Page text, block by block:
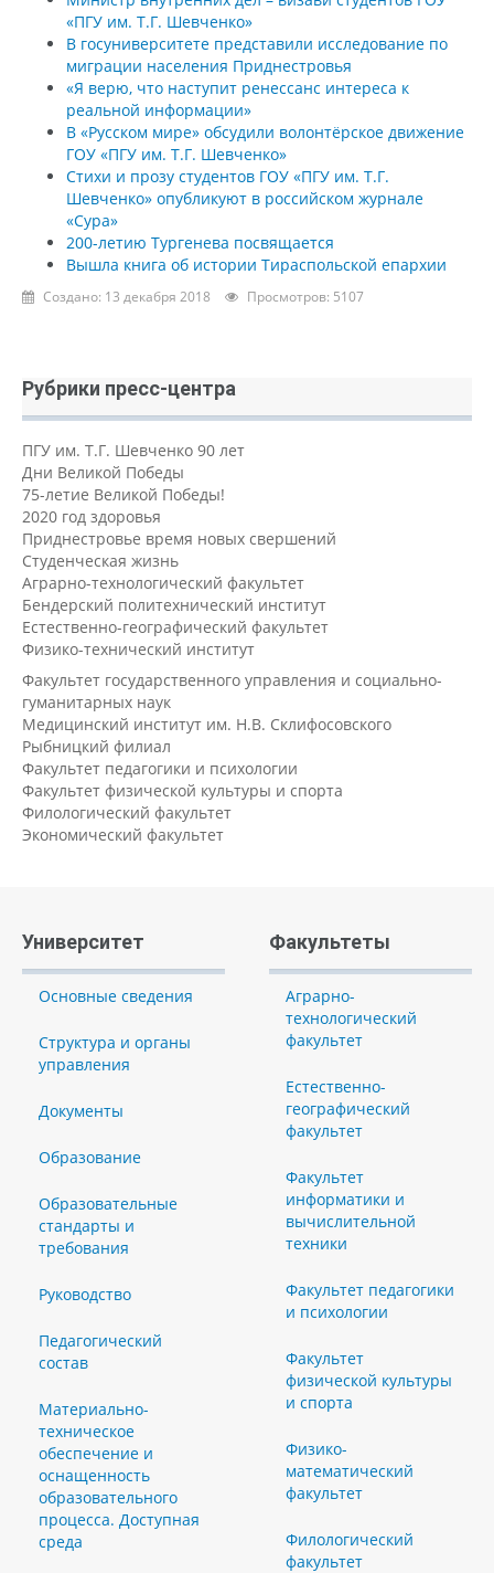
«ПГУ им. Т.Г. Шевченко»
В госуниверситете представили исследование по
миграции населения Приднестровья
«Я верю, что наступит ренессанс интереса к
реальной информации»
В «Русском мире» обсудили волонтёрское движение
ГОУ «ПГУ им. Т.Г. Шевченко»
Стихи и прозу студентов ГОУ «ПГУ им. Т.Г.
Шевченко» опубликуют в российском журнале
«Сура»
200-летию Тургенева посвящается
Вышла книга об истории Тираспольской епархии
Создано: 13 декабря 2018 Просмотров: 5107
Рубрики пресс-центра
ПГУ им. Т.Г. Шевченко 90 лет
Дни Великой Победы
75-летие Великой Победы!
2020 год здоровья
Приднестровье время новых свершений
Студенческая жизнь
Аграрно-технологический факультет
Бендерский политехнический институт
Естественно-географический факультет
Физико-технический институт
Факультет государственного управления и социально-
гуманитарных наук
Медицинский институт им. Н.В. Склифосовского
Рыбницкий филиал
Факультет педагогики и психологии
Факультет физической культуры и спорта
Филологический факультет
Экономический факультет
Университет
Основные сведения
Структура и органы
управления
Документы
Образование
Образовательные
стандарты и
требования
Руководство
Педагогический
состав
Материально-
техническое
обеспечение и
оснащенность
образовательного
процесса. Доступная
среда
Факультеты
Аграрно-
технологический
факультет
Естественно-
географический
факультет
Факультет
информатики и
вычислительной
техники
Факультет педагогики
и психологии
Факультет
физической культуры
и спорта
Физико-
математический
факультет
Филологический
факультет